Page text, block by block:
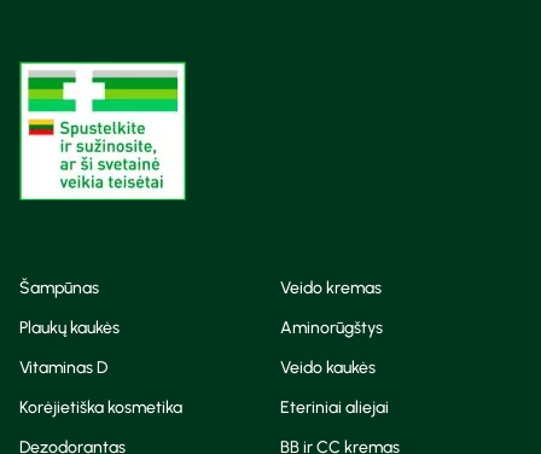
Šampūnas
Veido kremas
Plaukų kaukės
Aminorūgštys
Vitaminas D
Veido kaukės
Korėjietiška kosmetika
Eteriniai aliejai
Dezodorantas
BB ir CC kremas